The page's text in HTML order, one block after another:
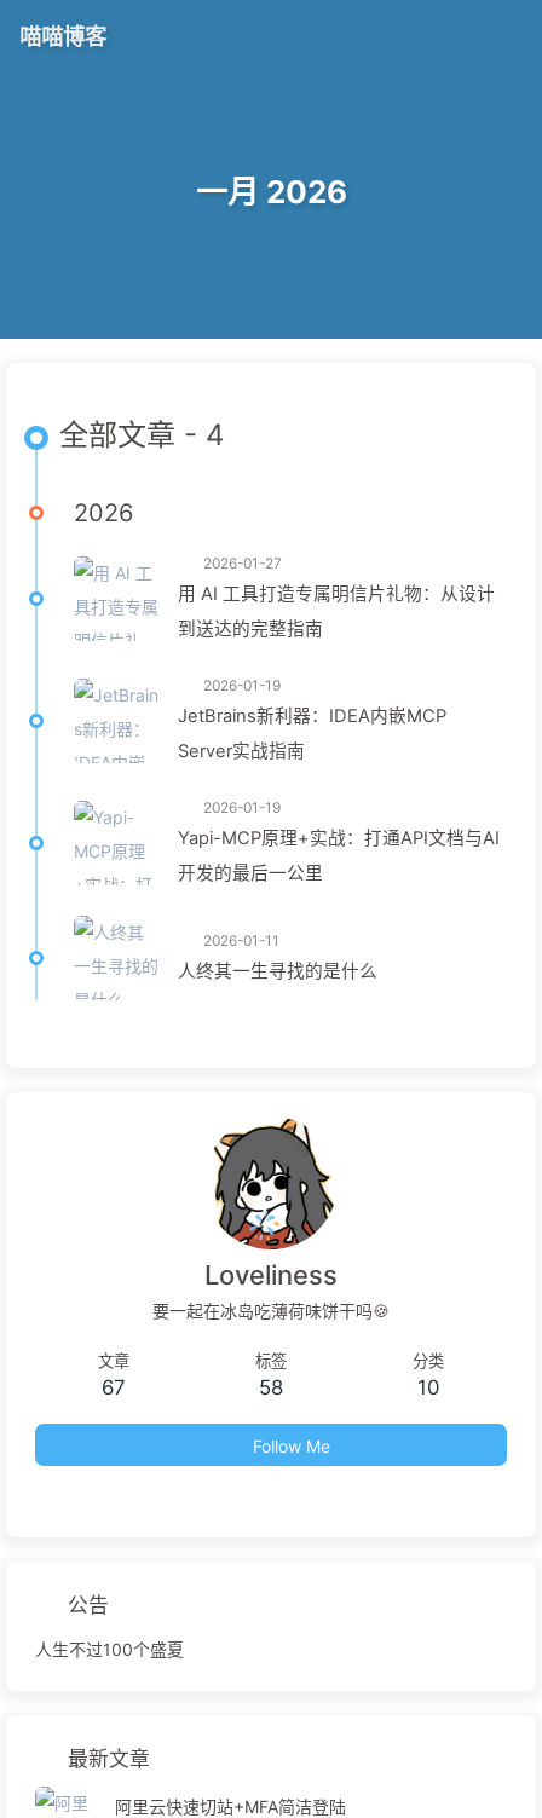
喵喵博客
一月 2026
全部文章 - 4
2026
2026-01-27
用 AI 工具打造专属明信片礼物：从设计
到送达的完整指南
2026-01-19
JetBrains新利器：IDEA内嵌MCP
Server实战指南
2026-01-19
Yapi-MCP原理+实战：打通API文档与AI
开发的最后一公里
2026-01-11
人终其一生寻找的是什么
Loveliness
要一起在冰岛吃薄荷味饼干吗🍪
文章
67
标签
58
分类
10
Follow Me
公告
人生不过100个盛夏
最新文章
阿里云快速切站+MFA简洁登陆